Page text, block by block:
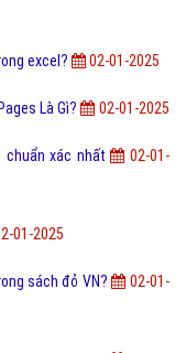
excel? 02-01-2025
Là Gì? 02-01-2025
xác nhất
02-01-
01-2025
sách đỏ VN?
02-01-